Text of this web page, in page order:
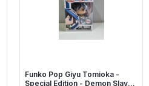
Funko Pop Giyu Tomioka -
Special Edition - Demon Slayer